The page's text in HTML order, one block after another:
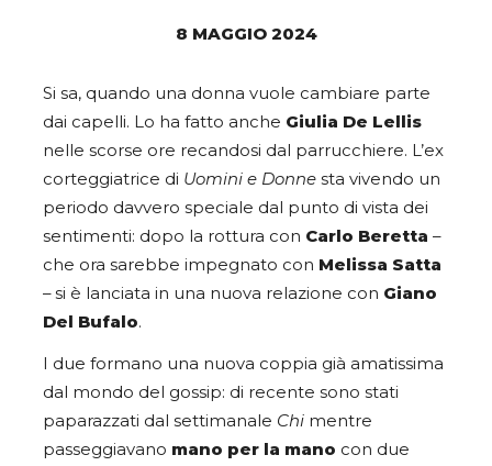
8 MAGGIO 2024
Si sa, quando una donna vuole cambiare parte
dai capelli. Lo ha fatto anche Giulia De Lellis
nelle scorse ore recandosi dal parrucchiere. L’ex
corteggiatrice di Uomini e Donne sta vivendo un
periodo davvero speciale dal punto di vista dei
sentimenti: dopo la rottura con Carlo Beretta –
che ora sarebbe impegnato con Melissa Satta
– si è lanciata in una nuova relazione con Giano
Del Bufalo.
I due formano una nuova coppia già amatissima
dal mondo del gossip: di recente sono stati
paparazzati dal settimanale Chi mentre
passeggiavano mano per la mano con due